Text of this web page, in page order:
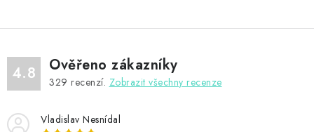
4.8 Ověřeno zákazníky
329 recenzí. Zobrazit všechny recenze
Vladislav Nesnídal